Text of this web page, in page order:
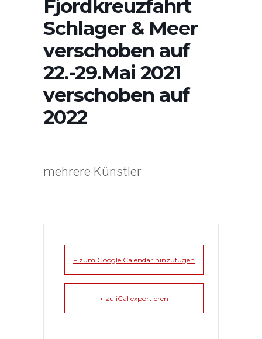
Fjordkreuzfahrt
Schlager & Meer
verschoben auf
22.-29.Mai 2021
verschoben auf
2022
mehrere Künstler
+ zum Google Calendar hinzufügen
+ zu iCal exportieren